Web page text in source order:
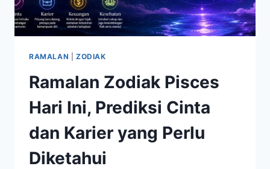
RAMALAN ZODIAK
Ramalan Zodiak Pisces
Hari Ini, Prediksi Cinta
dan Karier yang Perlu
Diketahui